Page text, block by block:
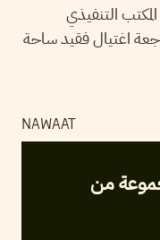
بيــــــان إن المكتب التنفيذي
اغتيال فقيد ساحة
NAWAAT
من